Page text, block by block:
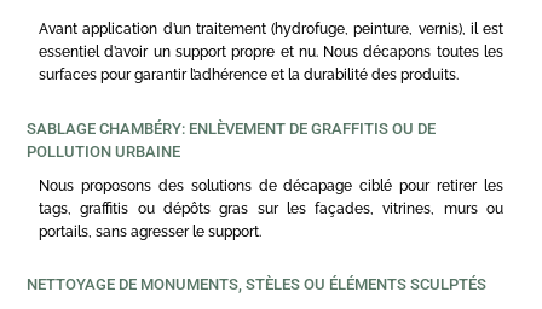
Avant application d’un traitement (hydrofuge, peinture, vernis), il est
essentiel d’avoir un support propre et nu. Nous décapons toutes les
surfaces pour garantir l’adhérence et la durabilité des produits.
SABLAGE CHAMBÉRY: ENLÈVEMENT DE GRAFFITIS OU DE
POLLUTION URBAINE
Nous proposons des solutions de décapage ciblé pour retirer les
tags, graffitis ou dépôts gras sur les façades, vitrines, murs ou
portails, sans agresser le support.
NETTOYAGE DE MONUMENTS, STÈLES OU ÉLÉMENTS SCULPTÉS